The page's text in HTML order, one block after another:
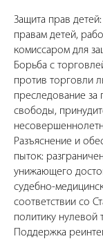
Защита прав
правам детей,
комиссаром для
Борьба с
против торговли
преследование
свободы,
Разъяснение и
пыток:
унижающего
судебно-
соответствии со
политику нулевой
Поддержка